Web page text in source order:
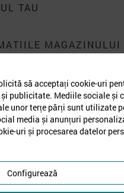
TAU
MAGAZINULUI
să acceptați cookie-uri
publicitate. Mediile sociale și
unor terțe părți sunt utilizate
media și anunțuri
uri și procesarea datelor
Configurează